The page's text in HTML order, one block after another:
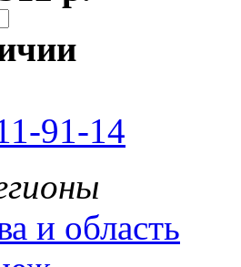
91-14
и область